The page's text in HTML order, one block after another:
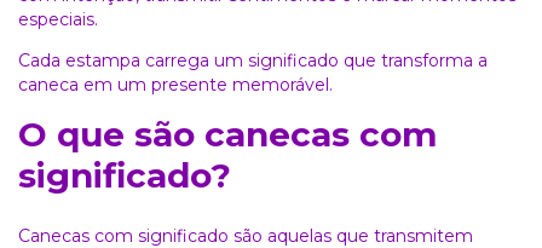
especiais.
Cada estampa carrega um significado que transforma a
caneca em um presente memorável.
O que são canecas com
significado?
Canecas com significado são aquelas que transmitem